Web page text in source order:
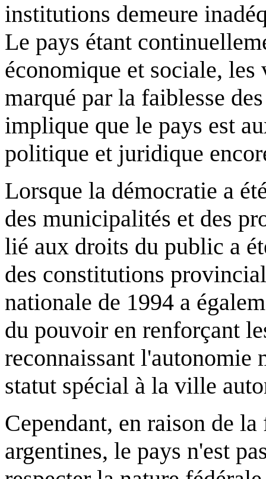
institutions demeure
Le pays étant
économique et sociale, les
marqué par la faiblesse
implique que le pays est
politique et juridique
Lorsque la démocratie a
des municipalités et des
lié aux droits du public a
des constitutions
nationale de 1994 a
du pouvoir en renforçant
reconnaissant l'autonomie
statut spécial à la ville
Cependant, en raison de
argentines, le pays n'est